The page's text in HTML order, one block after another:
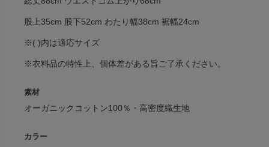
股上35cm 股下52cm わたり幅38cm 裾幅24cm
※( )内は適応サイズ
※衣料品の特性上、個体差がある旨ご了承ください。
素材
オーガニックコットン100％・高密度織生地
カラー